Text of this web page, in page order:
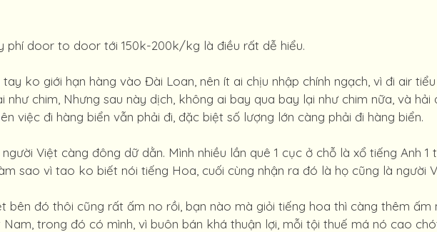
phí door to door tới 150k-200k/kg là điều rất dễ hiểu.
ko giới hạn hàng vào Đài Loan, nên ít ai chịu nhập chính ngạch, vì đi air
chim, Nhưng sau này dịch, không ai bay qua bay lại như chim nữa, và
việc đi hàng biển vẫn phải đi, đặc biệt số lượng lớn càng phải đi hàng biển.
Việt càng đông dữ dằn. Mình nhiều lần quê 1 cục ở chỗ là xổ tiếng Anh 1
sao vì tao ko biết nói tiếng Hoa, cuối cùng nhận ra đó là họ cũng là người
bên đó thôi cũng rất ấm no rồi, bạn nào mà giỏi tiếng hoa thì càng thêm ấm
trong đó có mình, vì buôn bán khá thuận lợi, mỗi tội thuế má nó cao